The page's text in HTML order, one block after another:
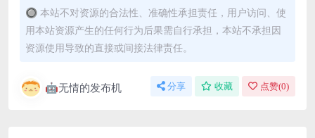
🔘 本站不对资源的合法性、准确性承担责任，用户访问、使
用本站资源产生的任何行为后果需自行承担，本站不承担因
资源使用导致的直接或间接法律责任。
🤖无情的发布机 分享 收藏 点赞(0)